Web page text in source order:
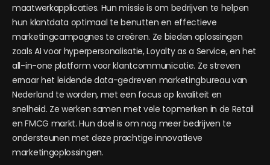
maatwerkapplicaties. Hun missie is om bedrijven te helpen
hun klantdata optimaal te benutten en effectieve
marketingcampagnes te creëren. Ze bieden oplossingen
zoals AI voor hyperpersonalisatie, Loyalty as a Service, en het
all-in-one platform voor klantcommunicatie. Ze streven
ernaar het leidende data-gedreven marketingbureau van
Nederland te worden, met een focus op kwaliteit en
snelheid. Ze werken samen met vele topmerken in de Retail
en FMCG markt. Hun doel is om nog meer bedrijven te
ondersteunen met deze prachtige innovatieve
marketingoplossingen.